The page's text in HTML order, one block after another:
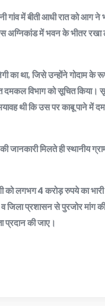
गांव में बीती आधी रात को आग ने
में भवन के भीतर रखा
का था, जिसे उन्होंने गोदाम के
विभाग को सूचित किया।
थी कि उस पर काबू पाने में
जानकारी मिलते ही स्थानीय
को लगभग 4 करोड़ रुपये का
प्रशासन से पुरजोर मांग की
की जाए।